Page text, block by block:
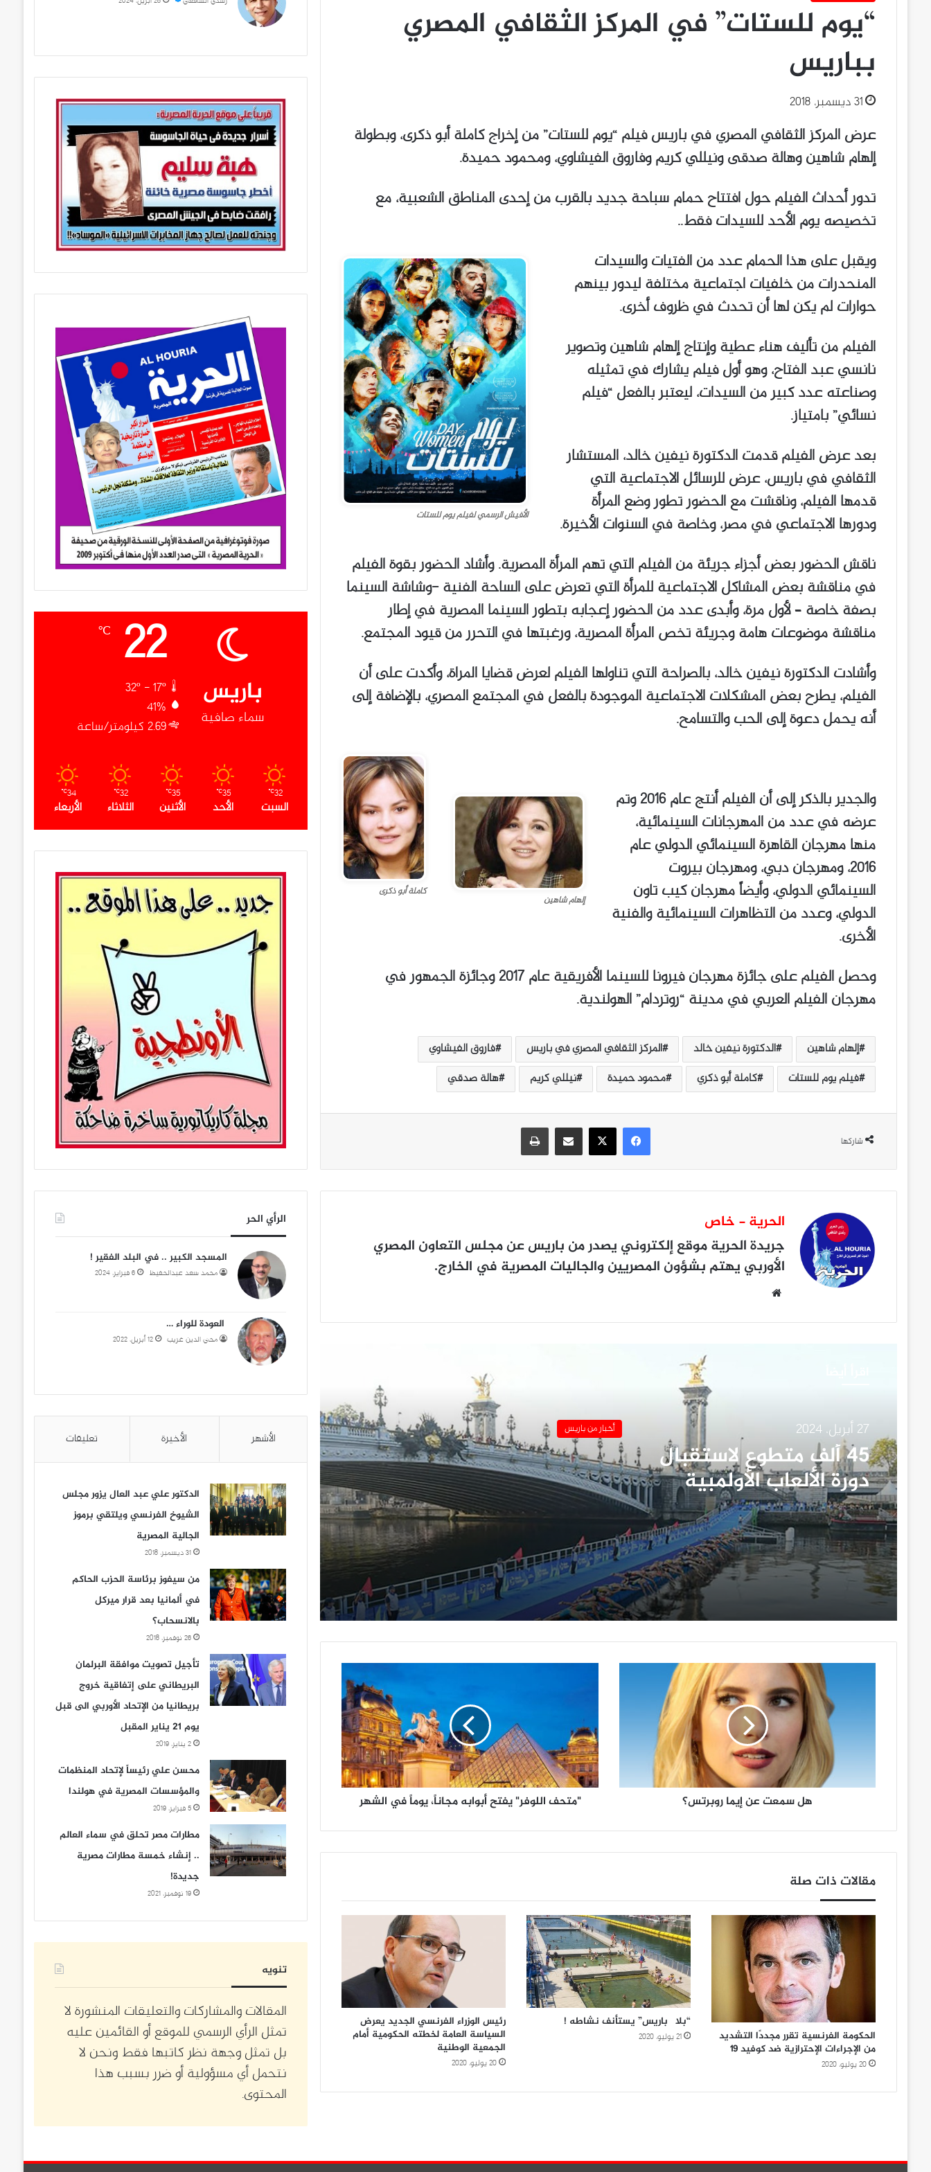
“يوم للستات” في المركز الثقافي المصري
بباريس
31 ديسمبر، 2018
عرض المركز الثقافي المصري في باريس فيلم “يوم للستات” من إخراج كاملة أبو ذكرى، وبطولة
إلهام شاهين وهالة صدقى ونيللي كريم وفاروق الفيشاوي، ومحمود حميدة.
تدور أحداث الفيلم حول افتتاح حمام سباحة جديد بالقرب من إحدى المناطق الشعبية، مع
تخصيصه يوم الأحد للسيدات فقط..
الأفيش الرسمي لفيلم يوم للستات
ويقبل على هذا الحمام عدد من الفتيات والسيدات
المنحدرات من خلفيات اجتماعية مختلفة ليدور بينهم
حوارات لم يكن لها أن تحدث في ظروف أخرى.
الفيلم من تأليف هناء عطية وإنتاج إلهام شاهين وتصوير
نانسي عبد الفتاح، وهو أول فيلم يشارك في تمثيله
وصناعته عدد كبير من السيدات، ليعتبر بالفعل “فيلم
نسائي” بامتياز.
بعد عرض الفيلم قدمت الدكتورة نيفين خالد، المستشار
الثقافي في باريس، عرض للرسائل الاجتماعية التي
قدمها الفيلم، وناقشت مع الحضور تطور وضع المرأة
ودورها الاجتماعي في مصر، وخاصة في السنوات الأخيرة.
ناقش الحضور بعض أجزاء جريئة من الفيلم التي تهم المرأة المصرية. وأشاد الحضور بقوة الفيلم
في مناقشة بعض المشاكل الاجتماعية للمرأة التي تعرض على الساحة الفنية -وشاشة السينما
بصفة خاصة – لأول مرة، وأبدى عدد من الحضور إعجابه بتطور السينما المصرية في إطار
مناقشة موضوعات هامة وجريئة تخص المرأة المصرية، ورغبتها في التحرر من قيود المجتمع.
وأشادت الدكتورة نيفين خالد، بالصراحة التي تناولها الفيلم لعرض قضايا المراة، وأكدت على أن
الفيلم، يطرح بعض المشكلات الاجتماعية الموجودة بالفعل في المجتمع المصري، بالإضافة إلى
أنه يحمل دعوة إلى الحب والتسامح.
كاملة أبو ذكرى
إلهام شاهين
والجدير بالذكر إلى أن الفيلم أنتج عام 2016 وتم
عرضه في عدد من المهرجانات السينمائية،
منها مهرجان القاهرة السينمائي الدولي عام
2016، ومهرجان دبي، ومهرجان بيروت
السينمائي الدولي، وأيضاً مهرجان كيب تاون
الدولي، وعدد من التظاهرات السينمائية والفنية
الأخرى.
وحصل الفيلم على جائزة مهرجان فيرونا للسينما الأفريقية عام 2017 وجائزة الجمهور في
مهرجان الفيلم العربي في مدينة “روتردام” الهولندية.
إلهام شاهين الدكتورة نيفين خالد المركز الثقافي المصري في باريس
فاروق الفيشاوي
فيلم يوم للستات
كاملة أبو ذكري محمود حميدة نيللي كريم هالة صدقي
شاركها
فيسبوك
‫X مشاركة عبر البريد طباعة
الحرية - خاص
جريدة الحريةموقع إلكتروني يصدر من باريس عن مجلس التعاون المصري
الأوربي يهتم بشؤون المصريين والجاليات المصرية في الخارج.
أخبار من باريس 27 أبريل، 2024
٤٥ ألف متطوع لاستقبال
دورة الألعاب الأولمبية
“باريس ٢٠٢٤”
انهاء اضراب طلبة العلوم السياسية في
برج إيفل يسجل أعلى عدد من الزوار عام ٢٠٢٣
افتتاح معرض “شغف الجزائر”.. في معهد
العالم العربى
سفارة مصر في باريس تحتفل بذكرى ثورة 23
يوليو ..
فرنسا تشدد الإجراءات الإحترازية لمواجهة
زيادة نسبة الإصابة بكورونا
مسابقة القصة القصيرة ـ جائزة يوسف إدريس
من المدن الكبرى، لمواجهة الوباء..!
كتاب جديد للرئيس الفرنسى السابق «نيكولا
ساركوزى»
إيما
روبرتس؟
هل سمعت عن إيما روبرتس؟
أبوابه
مجاناً،
يوماً
في"متحف اللوفر" يفتح أبوابه مجاناً، يوماً في الشهر
مقالات ذات صلة
الحكومة الفرنسية تقرر مجددًا التشديد
من الإجراءات الإحترازية ضد كوفيد ١٩
20 يوليو، 2020
“بلاچ باريس” يستأنف نشاطه !
21 يوليو، 2020
رئيس الوزراء الفرنسي الجديد يعرض
السياسة العامة لخطته الحكومية أمام
الجمعية الوطنية
20 يوليو، 2020
باريس
سماء صافية
22
℃
41%
2.69 كيلومتر/ساعة
32
℃
السبت
35
℃
الأحد
35
℃
الأثنين
32
℃
الثلاثاء
34
℃
الأربعاء
الرأي الحر
المسجد الكبير .. في البلد الفقير !
محمد سعد عبدالحفيظ 6 فبراير، 2024
العودة للوراء …
محي الدين غريب 12 أبريل، 2022
الأشهر الأخيرة تعليقات
الدكتور علي عبد العال يزور مجلس
الشيوخ الفرنسي ويلتقي برموز
الجالية المصرية
31 ديسمبر، 2018
من سيفوز برئاسة الحزب الحاكم
في ألمانيا بعد قرار ميركل
بالانسحاب؟
26 نوفمبر، 2018
تأجيل تصويت موافقة البرلمان
البريطاني على إتفاقية خروج
بريطانيا من الإتحاد الأوربي الى قبل
يوم 21 يناير المقبل
2 يناير، 2019
محسن علي رئيساً لإتحاد المنظمات
والمؤسسات المصرية في هولندا
5 فبراير، 2019
مطارات مصر تحلق في سماء العالم
.. إنشاء خمسة مطارات مصرية
جديدة!
19 نوفمبر، 2021
تنويه
المقالات والمشاركات والتعليقات المنشورة لا
تمثل الرأي الرسمي للموقع أو القائمين عليه
بل تمثل وجهة نظر كاتبها فقط ونحن لا
نتحمل أي مسؤولية أو ضرر بسبب هذا
المحتوى.